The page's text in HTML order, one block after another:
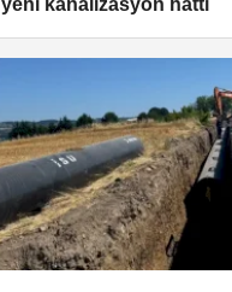
yeni kanalizasyon hattı